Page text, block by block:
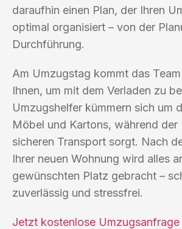
daraufhin einen Plan, der Ihren
optimal organisiert – von der
Durchführung.
Am Umzugstag kommt das
Ihnen, um mit dem Verladen zu
Umzugshelfer kümmern sich um
Möbel und Kartons, während der
sicheren Transport sorgt. Nach
Ihrer neuen Wohnung wird alles
gewünschten Platz gebracht –
zuverlässig und stressfrei.
Jetzt kostenlose Umzugsanfrage